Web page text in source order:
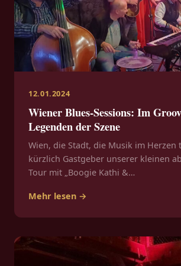
12.01.2024
Wiener Blues-Sessions: Im
Legenden der Szene
Wien, die Stadt, die Musik im Herzen
kürzlich Gastgeber unserer kleinen
Tour mit „Boogie Kathi &…
Mehr lesen →